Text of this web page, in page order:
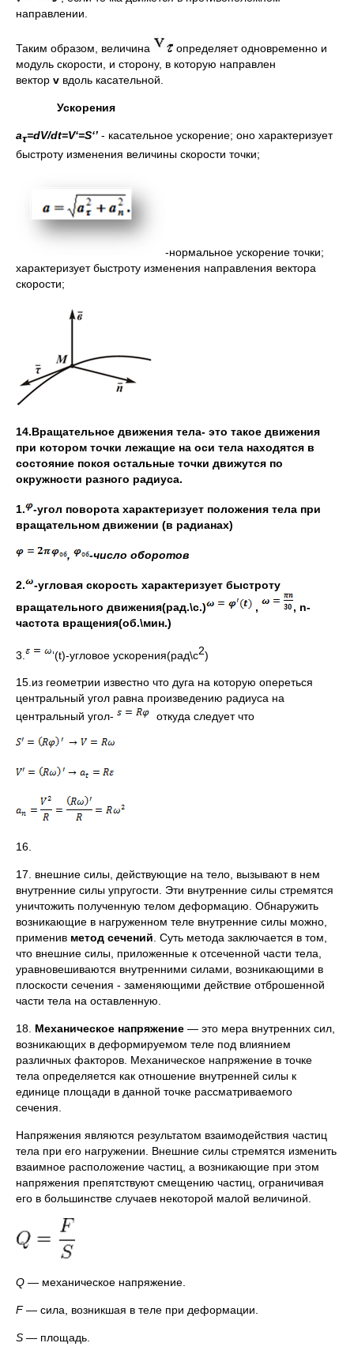
направлении.
Таким образом, величина
определяет одновременно и
модуль скорости, и сторону, в которую направлен
вектор v вдоль касательной.
Ускорения
aτ=dV/dt=V‘=S‘’ - касательное ускорение; оно характеризует
быстроту изменения величины скорости точки;
-нормальное ускорение точки;
характеризует быстроту изменения направления вектора
скорости;
14.Вращательное движения тела- это такое движения
при котором точки лежащие на оси тела находятся в
состояние покоя остальные точки движутся по
окружности разного радиуса.
1.
-угол поворота характеризует положения тела при
вращательном движении (в радианах)
, -число оборотов
2.
-угловая скорость характеризует быстроту
вращательного движения(рад.\с.)
, , n-
частота вращения(об.\мин.)
3. ‘(t)-угловое ускорения(рад\с2)
15.из геометрии известно что дуга на которую опереться
центральный угол равна произведению радиуса на
центральный угол-
откуда следует что
16.
17. внешние силы, действующие на тело, вызывают в нем
внутренние силы упругости. Эти внутренние силы стремятся
уничтожить полученную телом деформацию. Обнаружить
возникающие в нагруженном теле внутренние силы можно,
применив метод сечений. Суть метода заключается в том,
что внешние силы, приложенные к отсеченной части тела,
уравновешиваются внутренними силами, возникающими в
плоскости сечения - заменяющими действие отброшенной
части тела на оставленную.
18. Механическое напряжение — это мера внутренних сил,
возникающих в деформируемом теле под влиянием
различных факторов. Механическое напряжение в точке
тела определяется как отношение внутренней силы к
единице площади в данной точке рассматриваемого
сечения.
Напряжения являются результатом взаимодействия частиц
тела при его нагружении. Внешние силы стремятся изменить
взаимное расположение частиц, а возникающие при этом
напряжения препятствуют смещению частиц, ограничивая
его в большинстве случаев некоторой малой величиной.
Q — механическое напряжение.
F— сила, возникшая в теле при деформации.
S — площадь.